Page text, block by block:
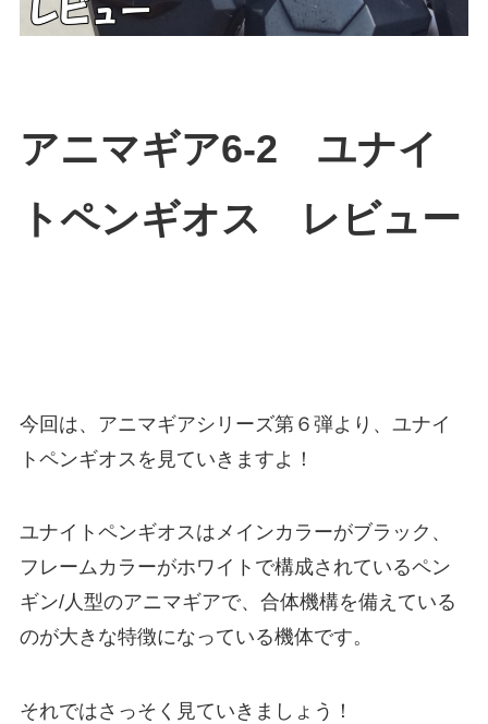
アニマギア6-2 ユナイ
トペンギオス レビュー
今回は、アニマギアシリーズ第６弾より、ユナイ
トペンギオスを見ていきますよ！
ユナイトペンギオスはメインカラーがブラック、
フレームカラーがホワイトで構成されているペン
ギン/人型のアニマギアで、合体機構を備えている
のが大きな特徴になっている機体です。
それではさっそく見ていきましょう！